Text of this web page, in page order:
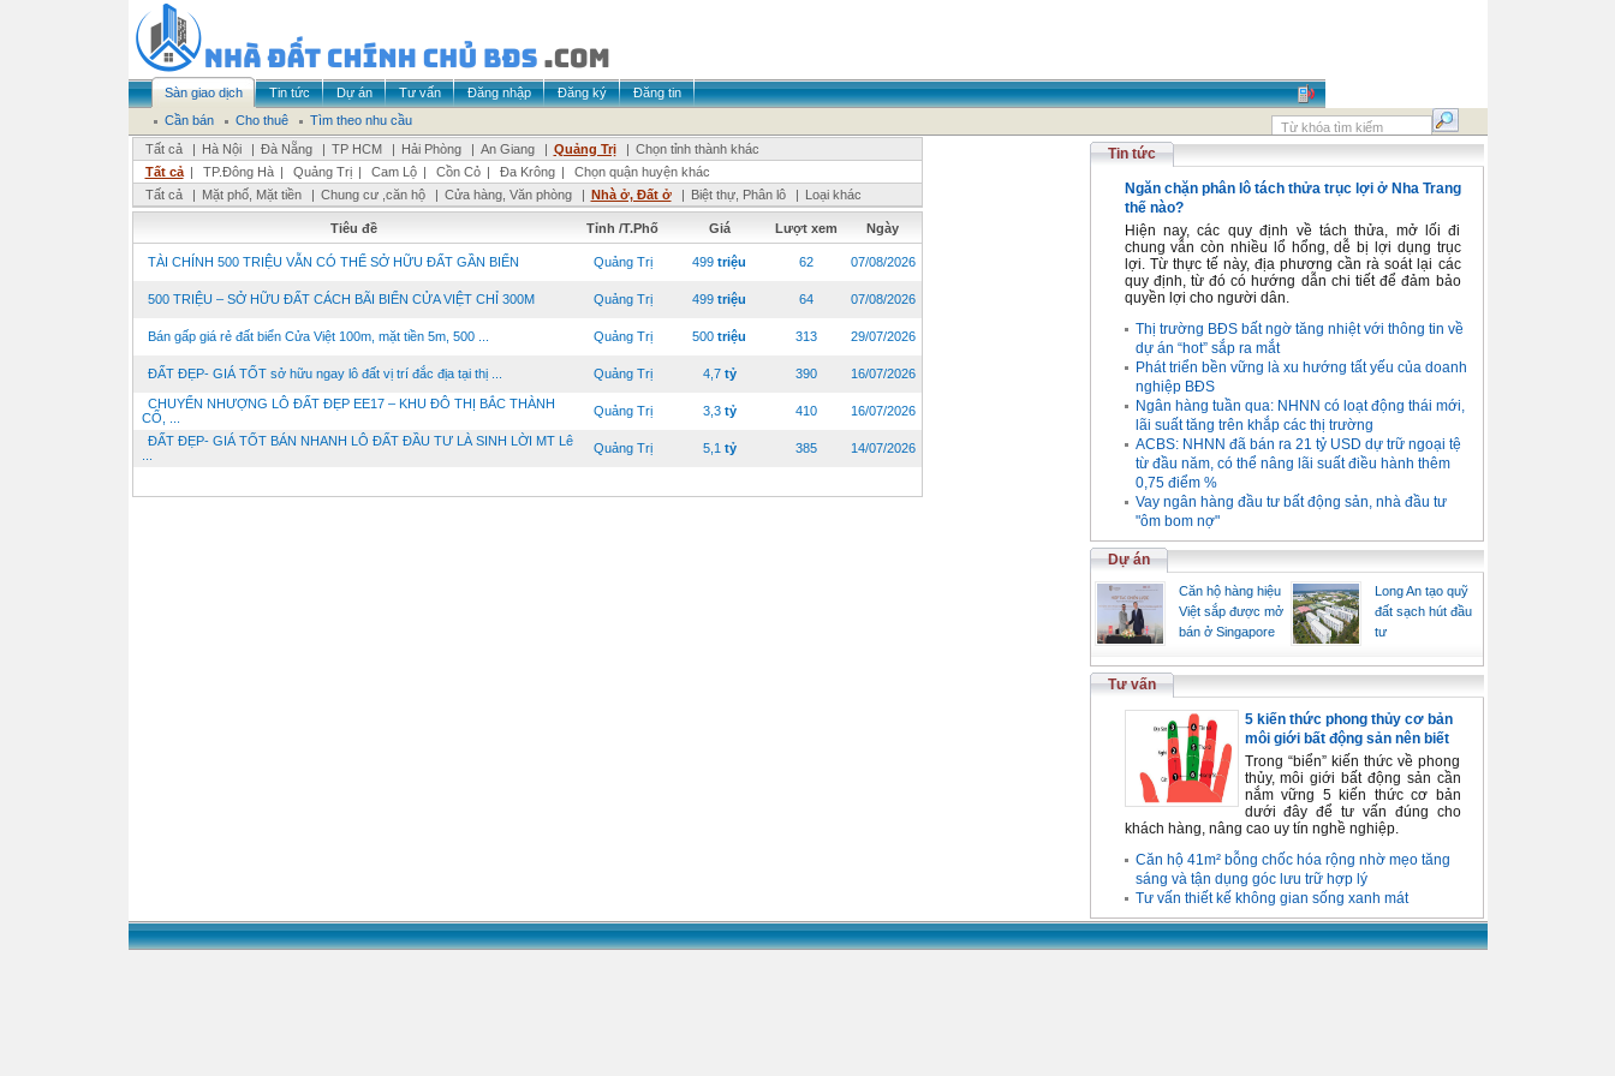
Sàn giao dịch Tin tức Dự án Tư vấn Đăng nhập Đăng ký
Đăng tin
Cần bán
Cho thuê
Tìm theo nhu cầu
Tất cả
| Hà Nội | Đà Nẵng | TP HCM | Hải Phòng | An Giang | Quảng Trị | Chọn tỉnh thành khác
Tất cả | TP.Đông Hà | Quảng Trị | Cam Lộ | Cồn Cỏ | Đa Krông |
Chọn quận huyện khác
Tất cả
| Mặt phố, Mặt tiền | Chung cư ,căn hộ | Cửa hàng, Văn phòng | Nhà ở, Đất ở | Biệt thự, Phân lô | Loại khác
Tiêu đề Tỉnh /T.Phố Giá Lượt xem Ngày
TÀI CHÍNH 500 TRIỆU VẪN CÓ THỂ SỞ HỮU ĐẤT GẦN BIỂN Quảng Trị 499 triệu 62 07/08/2026
500 TRIỆU – SỞ HỮU ĐẤT CÁCH BÃI BIỂN CỬA VIỆT CHỈ 300M Quảng Trị 499 triệu 64 07/08/2026
Bán gấp giá rẻ đất biển Cửa Việt 100m, mặt tiền 5m, 500 ... Quảng Trị 500 triệu 313 29/07/2026
ĐẤT ĐẸP- GIÁ TỐT sở hữu ngay lô đất vị trí đắc địa tại thị ... Quảng Trị 4,7 tỷ 390 16/07/2026
CHUYỂN NHƯỢNG LÔ ĐẤT ĐẸP EE17 – KHU ĐÔ THỊ BẮC THÀNH
CỔ, ...
Quảng Trị 3,3 tỷ 410 16/07/2026
ĐẤT ĐẸP- GIÁ TỐT BÁN NHANH LÔ ĐẤT ĐẦU TƯ LÀ SINH LỜI MT Lê
Quảng Trị 5,1 tỷ 385 14/07/2026
Tin tức
Ngăn chặn phân lô tách thửa trục lợi ở Nha Trang
thế nào?
Hiện nay, các quy định về tách thửa, mở lối đi
chung vẫn còn nhiều lổ hổng, dễ bị lợi dụng trục
lợi. Từ thực tế này, địa phương cần rà soát lại các
quy định, từ đó có hướng dẫn chi tiết để đảm bảo
quyền lợi cho người dân.
Thị trường BĐS bất ngờ tăng nhiệt với thông tin về
dự án “hot” sắp ra mắt
Phát triển bền vững là xu hướng tất yếu của doanh
nghiệp BĐS
Ngân hàng tuần qua: NHNN có loạt động thái mới,
lãi suất tăng trên khắp các thị trường
ACBS: NHNN đã bán ra 21 tỷ USD dự trữ ngoại tệ
từ đầu năm, có thể nâng lãi suất điều hành thêm
0,75 điểm %
Vay ngân hàng đầu tư bất động sản, nhà đầu tư
"ôm bom nợ"
Dự án
Căn hộ hàng hiệu
Việt sắp được mở
bán ở Singapore
Long An tạo quỹ
đất sạch hút đầu
tư
Tư vấn
5 kiến thức phong thủy cơ bản
môi giới bất động sản nên biết
Trong “biển” kiến thức về phong
thủy, môi giới bất động sản cần
nắm vững 5 kiến thức cơ bản
dưới đây để tư vấn đúng cho
khách hàng, nâng cao uy tín nghề nghiệp.
Căn hộ 41m² bỗng chốc hóa rộng nhờ mẹo tăng
sáng và tận dụng góc lưu trữ hợp lý
Tư vấn thiết kế không gian sống xanh mát